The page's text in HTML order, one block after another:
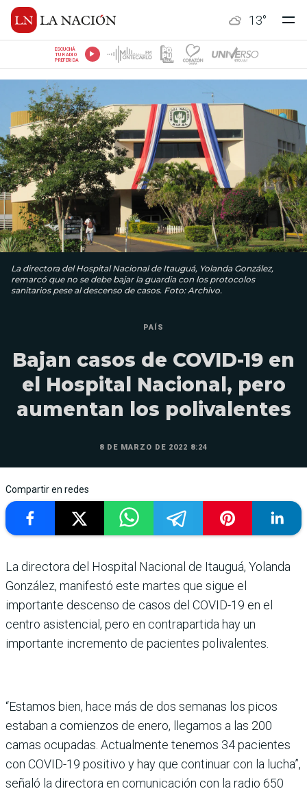
13°
ESCUCHÁ
TU RADIO
PREFERIDA
La directora del Hospital Nacional de Itauguá, Yolanda González,
remarcó que no se debe bajar la guardia con los protocolos
sanitarios pese al descenso de casos. Foto: Archivo.
PAÍS
Bajan casos de COVID-19 en
el Hospital Nacional, pero
aumentan los polivalentes
8 DE MARZO DE 2022 8:24
Compartir en redes
La directora del Hospital Nacional de Itauguá, Yolanda
González, manifestó este martes que sigue el
importante descenso de casos del COVID-19 en el
centro asistencial, pero en contrapartida hay un
importante incremento de pacientes polivalentes.
“Estamos bien, hace más de dos semanas los picos
estaban a comienzos de enero, llegamos a las 200
camas ocupadas. Actualmente tenemos 34 pacientes
con COVID-19 positivo y hay que continuar con la lucha”,
señaló la directora en comunicación con la radio 650